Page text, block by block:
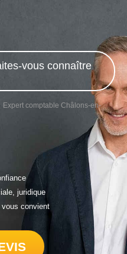
vous connaître
Expert comptable Châlons-en-
juridique
vous convient